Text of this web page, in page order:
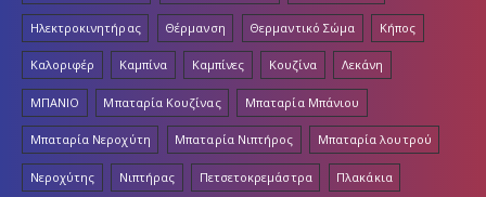
Ηλεκτροκινητήρας Θέρμανση Θερμαντικό Σώμα Κήπος
Καλοριφέρ Καμπίνα Καμπίνες Κουζίνα Λεκάνη
ΜΠΑΝΙΟ Μπαταρία Κουζίνας Μπαταρία Μπάνιου
Μπαταρία Νεροχύτη Μπαταρία Νιπτήρος Μπαταρία λουτρού
Νεροχύτης Νιπτήρας Πετσετοκρεμάστρα Πλακάκια